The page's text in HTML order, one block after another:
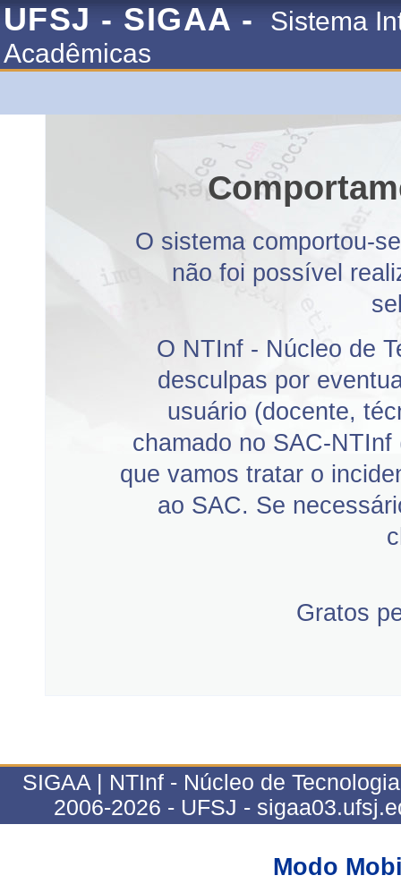
UFSJ - SIGAA -
Sistema
Acadêmicas
O sistema comportou-
não foi possível
O NTInf - Núcleo de
desculpas por
usuário (docente,
chamado no SAC-NTInf
que vamos tratar o
ao SAC. Se
Gratos
SIGAA | NTInf - Núcleo de
2006-2026 - UFSJ -
Modo